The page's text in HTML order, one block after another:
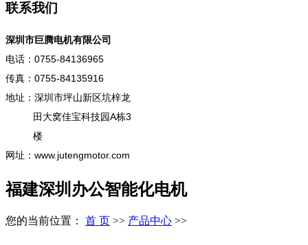
联系我们
深圳市巨腾电机有限公司
电话：0755-84136965
传真：0755-84135916
地址：深圳市坪山新区坑梓龙
田大窝佳宝科技园A栋3
楼
网址：www.jutengmotor.com
福建深圳办公智能化电机
您的当前位置： 首 页 >> 产品中心 >>